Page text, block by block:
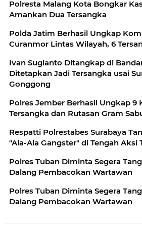
Polresta Malang Kota Bongkar
Amankan Dua Tersangka
Polda Jatim Berhasil Ungkap
Curanmor Lintas Wilayah, 6
Ivan Sugianto Ditangkap di
Ditetapkan Jadi Tersangka usai
Gonggong
Polres Jember Berhasil Ungkap 9
Tersangka dan Rutasan Gram
Respatti Polrestabes Surabaya
"Ala-Ala Gangster" di Tengah Aksi
Polres Tuban Diminta Segera
Dalang Pembacokan Wartawan
Polres Tuban Diminta Segera
Dalang Pembacokan Wartawan